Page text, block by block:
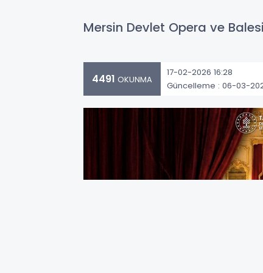
Mersin Devlet Opera ve
4491 OKUNMA
17-02-2026 16:28
Güncelleme : 06-03-